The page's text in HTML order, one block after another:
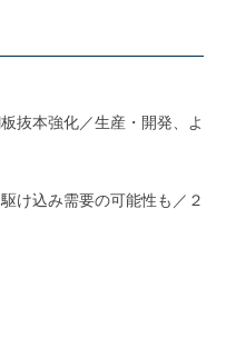
抜本強化／生産・開発、よ
け込み需要の可能性も／２